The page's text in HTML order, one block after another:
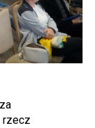
rzecz